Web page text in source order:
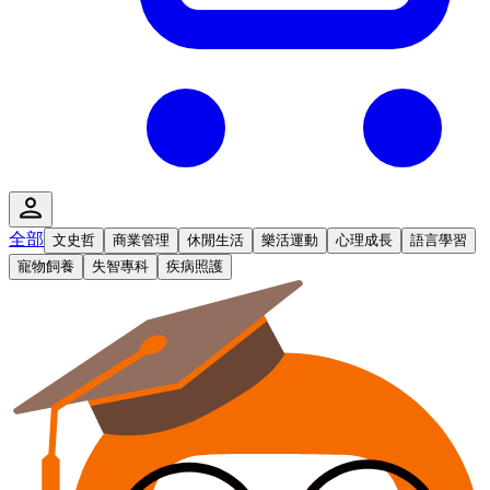
全部 文史哲 商業管理 休閒生活 樂活運動 心理成長
語言學習
寵物飼養
失智專科 疾病照護